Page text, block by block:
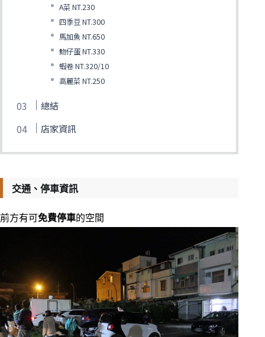
A菜 NT.230
四季豆 NT.300
馬加魚 NT.650
魩仔蛋 NT.330
蝦卷 NT.320/10
高麗菜 NT.250
總結
店家資訊
交通、停車資訊
前方有可 免費停車的空間